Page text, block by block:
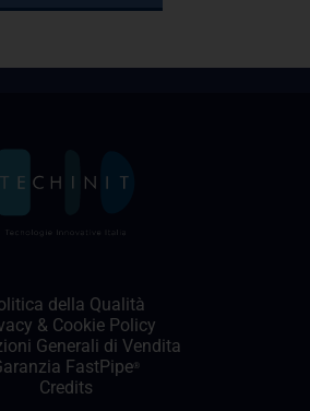
della Qualità
& Cookie Policy
Generali di Vendita
FastPipe ®
Credits